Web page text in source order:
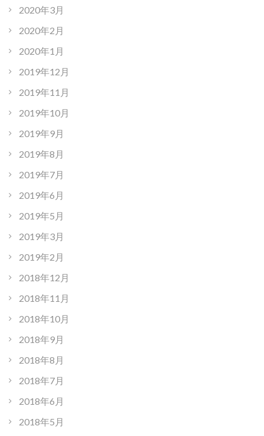
2020年3月
2020年2月
2020年1月
2019年12月
2019年11月
2019年10月
2019年9月
2019年8月
2019年7月
2019年6月
2019年5月
2019年3月
2019年2月
2018年12月
2018年11月
2018年10月
2018年9月
2018年8月
2018年7月
2018年6月
2018年5月